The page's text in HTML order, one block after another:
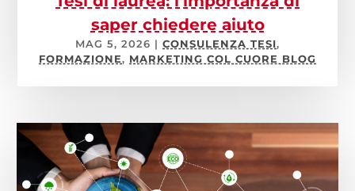
saper chiedere aiuto
MAG 5, 2026 | CONSULENZA TESI,
FORMAZIONE, MARKETING COL CUORE BLOG